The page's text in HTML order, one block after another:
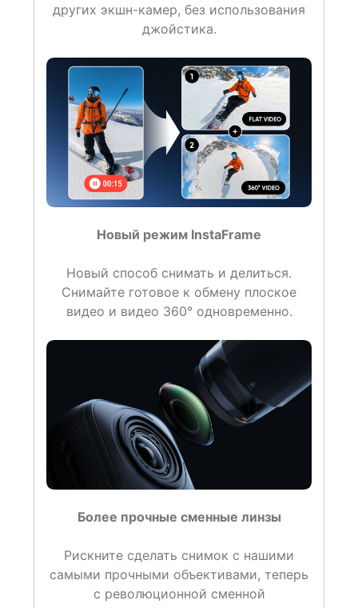
других экшн-камер, без использования
джойстика.
Новый режим InstaFrame
Новый способ снимать и делиться.
Снимайте готовое к обмену плоское
видео и видео 360° одновременно.
Более прочные сменные линзы
Рискните сделать снимок с нашими
самыми прочными объективами, теперь
с революционной сменной